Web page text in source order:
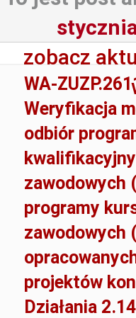
zobacz
WA-
Weryfikacja
odbiór
zawodowych
programy
zawodowych
projektów
Działania